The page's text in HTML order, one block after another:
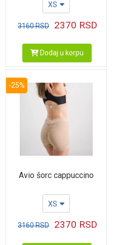
XS
3160RSD 2370 RSD
Dodaj u korpu
-25%
Avio šorc cappuccino
XS
3160RSD 2370 RSD